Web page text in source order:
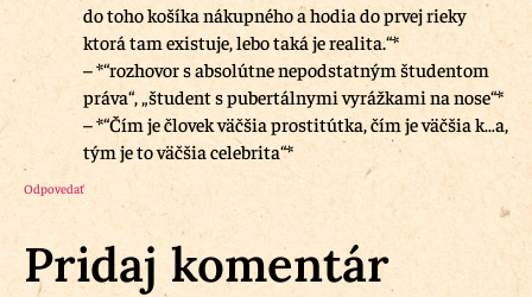
do toho košíka nákupného a hodia do prvej rieky
ktorá tam existuje, lebo taká je realita.“*
– *“rozhovor s absolútne nepodstatným študentom
práva“, „študent s pubertálnymi vyrážkami na nose“*
– *“Čím je človek väčšia prostitútka, čím je väčšia k…a,
tým je to väčšia celebrita“*
Odpovedať
Pridaj komentár